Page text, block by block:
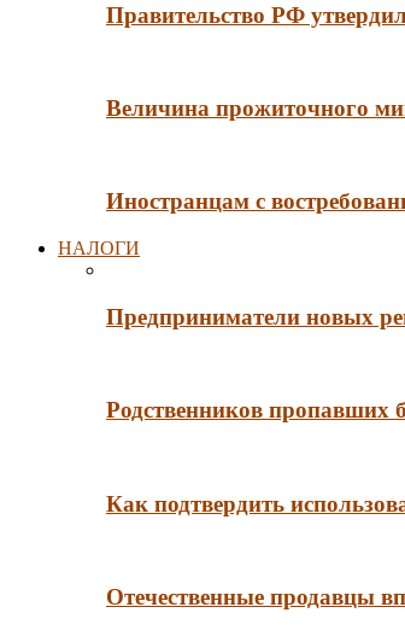
Правительство РФ
Величина прожиточного
Иностранцам с
НАЛОГИ
Предприниматели новых
Родственников пропавших
Как подтвердить
Отечественные продавцы